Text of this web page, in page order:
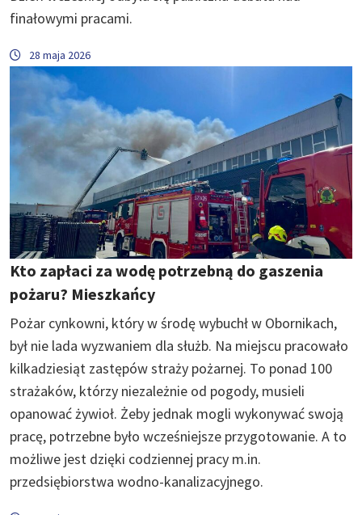
finałowymi pracami.
28 maja 2026
Kto zapłaci za wodę potrzebną do gaszenia
pożaru? Mieszkańcy
Pożar cynkowni, który w środę wybuchł w Obornikach,
był nie lada wyzwaniem dla służb. Na miejscu pracowało
kilkadziesiąt zastępów straży pożarnej. To ponad 100
strażaków, którzy niezależnie od pogody, musieli
opanować żywioł. Żeby jednak mogli wykonywać swoją
pracę, potrzebne było wcześniejsze przygotowanie. A to
możliwe jest dzięki codziennej pracy m.in.
przedsiębiorstwa wodno-kanalizacyjnego.